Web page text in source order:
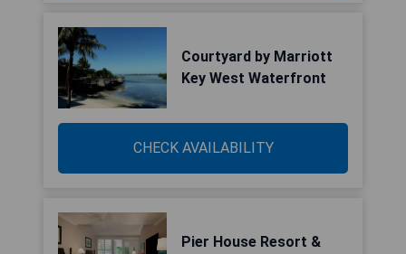
Courtyard by Marriott
Key West Waterfront
CHECK AVAILABILITY
Pier House Resort &